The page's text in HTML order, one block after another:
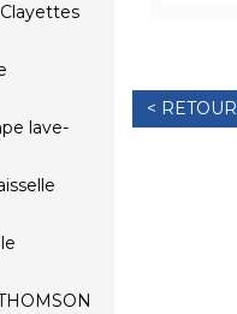
lave-
< RETOUR